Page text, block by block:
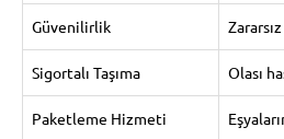
Güvenilirlik
Sigortalı Taşıma Olası
Paketleme Hizmeti